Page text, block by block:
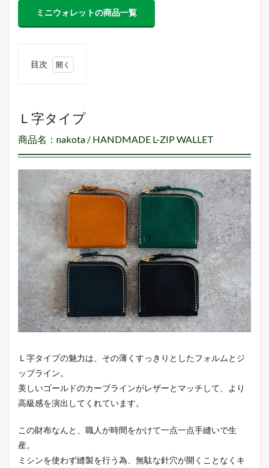
ミニウォレットの商品一覧
目次
HANDMADE
L-ZIP
WALLET
2
三つ
プ 商品
名：
nakota
Colunalin
/ ブッテ
ーロレザ
ー 三つ折
り財布
3
フラッ
プタイ
プ 商
品名：
nakota
コンパ
クトウ
ォレッ
ト
Ｌ字タイプ
商品名：nakota / HANDMADE L-ZIP WALLET
Ｌ字タイプの魅力は、その薄くすっきりとしたフォルムとジ
ップライン。
美しいゴールドのカーブラインがレザーとマッチして、より
高級感を演出してくれています。
この財布なんと、職人が時間をかけて一点一点手縫いで生
産。
ミシンを使わず縫製を行う為、無駄な針穴が開くことなくキ